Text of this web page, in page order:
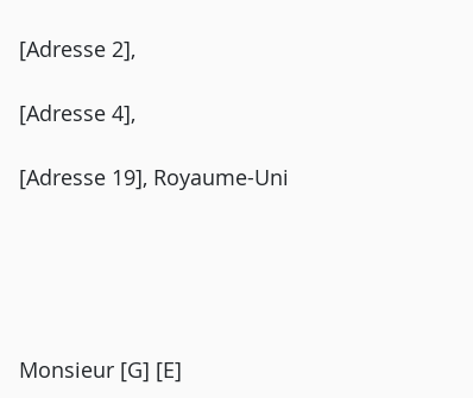
[Adresse 2],
[Adresse 4],
[Adresse 19], Royaume-Uni
Monsieur [G] [E]